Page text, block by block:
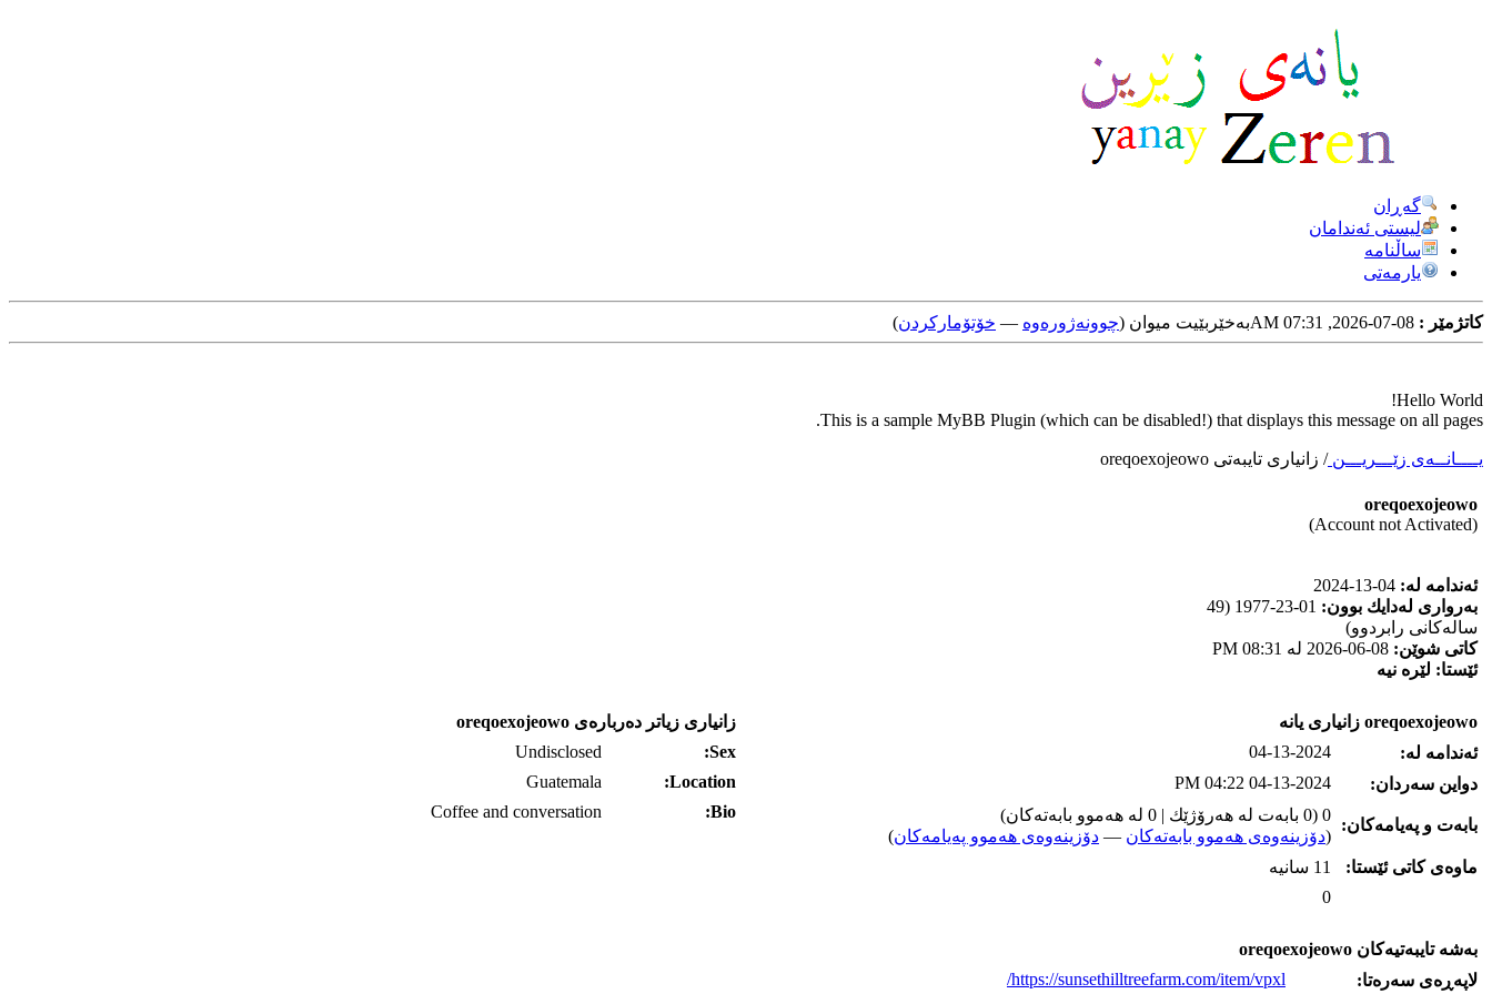
گه‌ڕان
لیستی ئه‌ندامان
ساڵنامه
یارمه‌تی
کاتژمێر : به‌خێربێیت میوان (چوونه‌ژوره‌وه‌ — خۆتۆمارکردن)
Hello World!
This is a sample MyBB Plugin (which can be disabled!) that displays this message on all pages.
یــــانــه‌ی زێـــریـــن/ زانیاری تایبه‌تی oreqoexojeowo
oreqoexojeowo
(Account not Activated)
ئه‌ندامه‌ له‌:
به‌رواری له‌دایك بوون:
01-23-1977 (49
ساله‌كانی رابردوو)
كاتی شوێن:
ئێستا: لێره‌ نیه‌
oreqoexojeowo زانیاری یانه‌
ئه‌ندامه‌ له‌:
04-13-2024
دواین سه‌ردان:
04-13-2024 04:22 PM
بابه‌ت و په‌یامه‌کان:
0 (0 بابه‌ت له‌ هه‌رۆژێك | 0 له‌ هه‌موو بابه‌ته‌كان)
(دۆزینه‌وه‌ی هه‌موو بابه‌ته‌کان — دۆزینه‌وه‌ی هه‌موو په‌یامه‌کان)
ماوه‌ی كاتی ئێستا:
11 سانیه‌
0
به‌شه‌ تایبه‌تیه‌کان oreqoexojeowo
لاپه‌ڕه‌ی سه‌ره‌تا:
https://sunsethilltreefarm.com/item/vpxl/
زانیاری زیاتر ده‌رباره‌ی oreqoexojeowo
Sex:
Undisclosed
Location:
Guatemala
Bio:
Coffee and conversation